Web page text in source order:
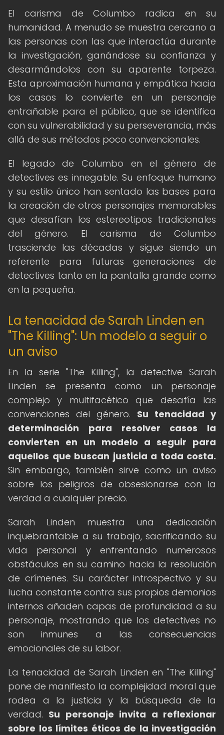
El carisma de Columbo radica en su
humanidad. A menudo se muestra cercano a
las personas con las que interactúa durante
la investigación, ganándose su confianza y
desarmándolos con su aparente torpeza.
Esta aproximación humana y empática hacia
los casos lo convierte en un personaje
entrañable para el público, que se identifica
con su vulnerabilidad y su perseverancia, más
allá de sus métodos poco convencionales.
El legado de Columbo en el género de
detectives es innegable. Su enfoque humano
y su estilo único han sentado las bases para
la creación de otros personajes memorables
que desafían los estereotipos tradicionales
del género. El carisma de Columbo
trasciende las décadas y sigue siendo un
referente para futuras generaciones de
detectives tanto en la pantalla grande como
en la pequeña.
La tenacidad de Sarah Linden en
"The Killing": Un modelo a seguir o
un aviso
En la serie "The Killing", la detective Sarah
Linden se presenta como un personaje
complejo y multifacético que desafía las
convenciones del género. Su tenacidad y
determinación para resolver casos la
convierten en un modelo a seguir para
aquellos que buscan justicia a toda costa.
Sin embargo, también sirve como un aviso
sobre los peligros de obsesionarse con la
verdad a cualquier precio.
Sarah Linden muestra una dedicación
inquebrantable a su trabajo, sacrificando su
vida personal y enfrentando numerosos
obstáculos en su camino hacia la resolución
de crímenes. Su carácter introspectivo y su
lucha constante contra sus propios demonios
internos añaden capas de profundidad a su
personaje, mostrando que los detectives no
son inmunes a las consecuencias
emocionales de su labor.
La tenacidad de Sarah Linden en "The Killing"
pone de manifiesto la complejidad moral que
rodea a la justicia y la búsqueda de la
verdad. Su personaje invita a reflexionar
sobre los límites éticos de la investigación